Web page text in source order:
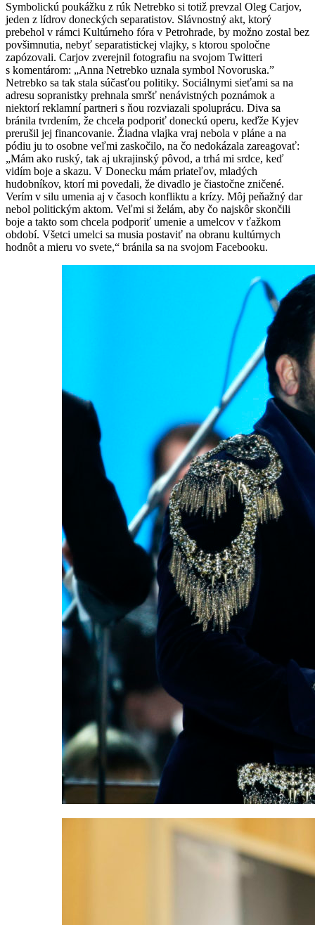
Symbolickú poukážku z rúk Netrebko si totiž prevzal Oleg Carjov,
jeden z lídrov doneckých separatistov. Slávnostný akt, ktorý
prebehol v rámci Kultúrneho fóra v Petrohrade, by možno zostal bez
povšimnutia, nebyť separatistickej vlajky, s ktorou spoločne
zapózovali. Carjov zverejnil fotografiu na svojom Twitteri
s komentárom: „Anna Netrebko uznala symbol Novoruska.”
Netrebko sa tak stala súčasťou politiky. Sociálnymi sieťami sa na
adresu sopranistky prehnala smršť nenávistných poznámok a
niektorí reklamní partneri s ňou rozviazali spoluprácu. Diva sa
bránila tvrdením, že chcela podporiť doneckú operu, keďže Kyjev
prerušil jej financovanie. Žiadna vlajka vraj nebola v pláne a na
pódiu ju to osobne veľmi zaskočilo, na čo nedokázala zareagovať:
„Mám ako ruský, tak aj ukrajinský pôvod, a trhá mi srdce, keď
vidím boje a skazu. V Donecku mám priateľov, mladých
hudobníkov, ktorí mi povedali, že divadlo je čiastočne zničené.
Verím v silu umenia aj v časoch konfliktu a krízy. Môj peňažný dar
nebol politickým aktom. Veľmi si želám, aby čo najskôr skončili
boje a takto som chcela podporiť umenie a umelcov v ťažkom
období. Všetci umelci sa musia postaviť na obranu kultúrnych
hodnôt a mieru vo svete,“ bránila sa na svojom Facebooku.